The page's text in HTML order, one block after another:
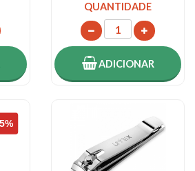
QUANTIDADE
ADICIONAR